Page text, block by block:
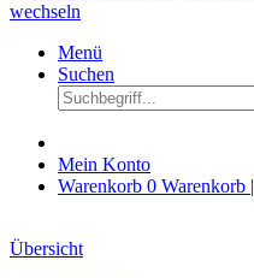
Menü
Suchen
Mein Konto
Warenkorb 0 Warenkorb |
Übersicht